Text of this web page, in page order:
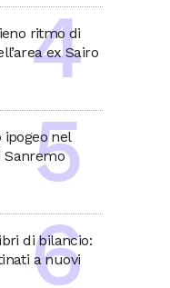
ritmo di
ex Sairo
ipogeo nel
Sanremo
di bilancio:
a nuovi